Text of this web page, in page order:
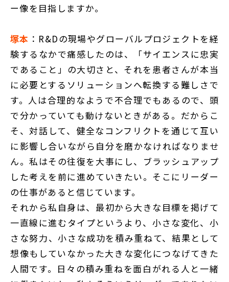
ー像を目指しますか。
塚本 ：R&Dの現場やグローバルプロジェクトを経
験するなかで痛感したのは、「サイエンスに忠実
であること」の大切さと、それを患者さんが本当
に必要とするソリューションへ転換する難しさで
す。人は合理的なようで不合理でもあるので、頭
で分かっていても動けないときがある。だからこ
そ、対話して、健全なコンフリクトを通じて互い
に影響し合いながら自分を磨かなければなりませ
ん。私はその往復を大事にし、ブラッシュアップ
した考えを前に進めていきたい。そこにリーダー
の仕事があると信じています。
それから私自身は、最初から大きな目標を掲げて
一直線に進むタイプというより、小さな変化、小
さな努力、小さな成功を積み重ねて、結果として
想像もしていなかった大きな変化につなげてきた
人間です。日々の積み重ねを面白がれる人と一緒